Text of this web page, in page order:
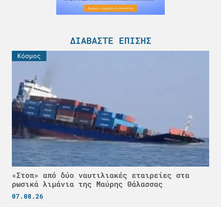
ΔΙΑΒΆΣΤΕ ΕΠΊΣΗΣ
Κόσμος
«Στοπ» από δύο ναυτιλιακές εταιρείες στα
ρωσικά λιμάνια της Μαύρης Θάλασσας
07.08.26